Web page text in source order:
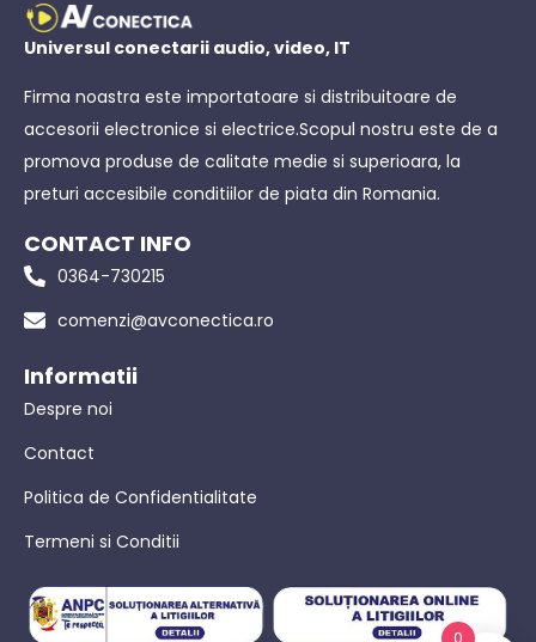
Universul conectarii audio, video, IT
Firma noastra este importatoare si distribuitoare de
accesorii electronice si electrice.Scopul nostru este de a
promova produse de calitate medie si superioara, la
preturi accesibile conditiilor de piata din Romania.
CONTACT INFO
0364-730215
comenzi@avconectica.ro
Informatii
Despre noi
Contact
Politica de Confidentialitate
Termeni si Conditii